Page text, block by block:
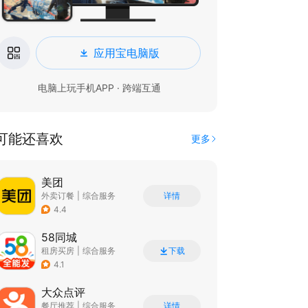
应用宝电脑版
电脑上玩手机APP · 跨端互通
能还喜欢 更多
美团
外卖订餐
综合服务
| 团购特卖
4.4
详情
58同城
租房买房
综合服务
4.1
下载
大众点评
餐厅推荐 综合服务 详情